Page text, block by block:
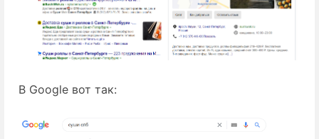
В Google вот так: